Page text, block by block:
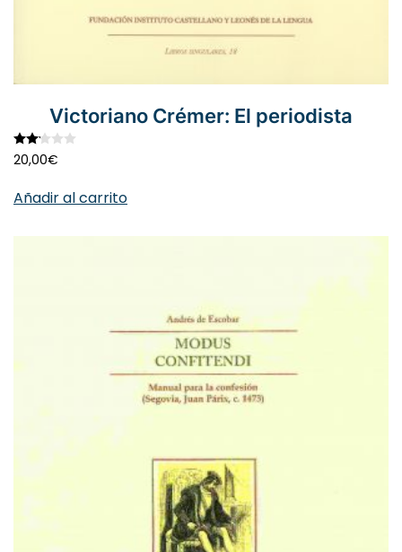
Victoriano Crémer: El periodista
20,00€
Añadir al carrito